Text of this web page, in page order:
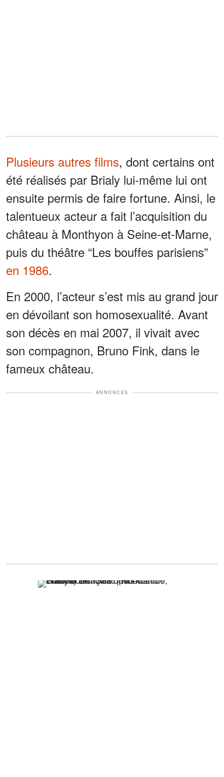
Plusieurs autres films, dont certains ont
été réalisés par Brialy lui-même lui ont
ensuite permis de faire fortune. Ainsi, le
talentueux acteur a fait l’acquisition du
château à Monthyon à Seine-et-Marne,
puis du théâtre “Les bouffes parisiens”
en 1986.
En 2000, l’acteur s’est mis au grand jour
en dévoilant son homosexualité. Avant
son décès en mai 2007, il vivait avec
son compagnon, Bruno Fink, dans le
fameux château.
ANNONCES